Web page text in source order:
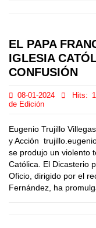
EL PAPA
IGLESIA
CONFUSIÓN
08-01-2024 Hits:
de Edición
Eugenio Trujillo
y Acción
se produjo un violento
Católica. El Dicasterio
Oficio, dirigido por el
Fernández, ha